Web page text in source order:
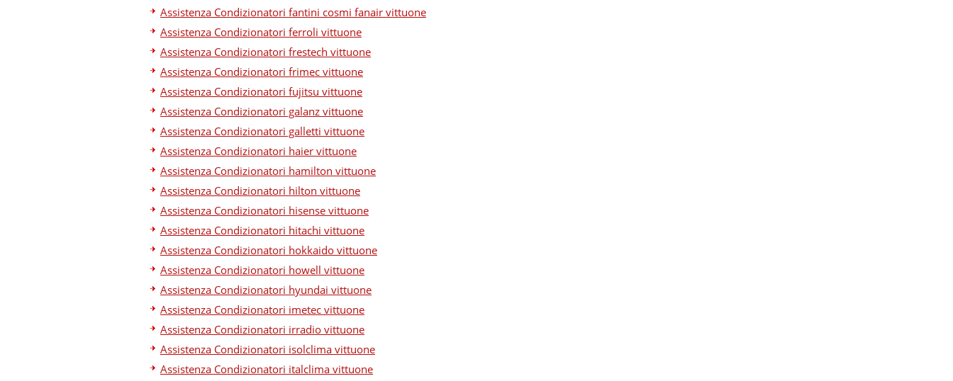
Assistenza Condizionatori fantini cosmi fanair vittuone
Assistenza Condizionatori ferroli vittuone
Assistenza Condizionatori frestech vittuone
Assistenza Condizionatori frimec vittuone
Assistenza Condizionatori fujitsu vittuone
Assistenza Condizionatori galanz vittuone
Assistenza Condizionatori galletti vittuone
Assistenza Condizionatori haier vittuone
Assistenza Condizionatori hamilton vittuone
Assistenza Condizionatori hilton vittuone
Assistenza Condizionatori hisense vittuone
Assistenza Condizionatori hitachi vittuone
Assistenza Condizionatori hokkaido vittuone
Assistenza Condizionatori howell vittuone
Assistenza Condizionatori hyundai vittuone
Assistenza Condizionatori imetec vittuone
Assistenza Condizionatori irradio vittuone
Assistenza Condizionatori isolclima vittuone
Assistenza Condizionatori italclima vittuone